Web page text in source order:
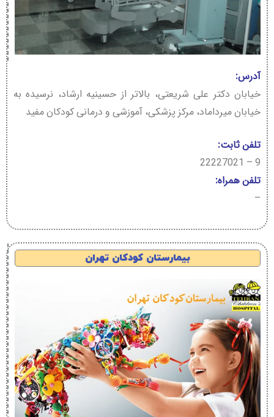
آدرس:
خیابان دکتر علی شریعتی، بالاتر از حسینیه ارشاد، نرسیده به
خیابان میرداماد، مرکز پزشکی، آموزشی و درمانی کودکان مفید
تلفن ثابت:
9 – 22227021
تلفن همراه:
–
بیمارستان کودکان تهران